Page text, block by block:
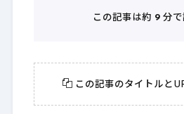
この記事は約 9 分で
この記事のタイトルと